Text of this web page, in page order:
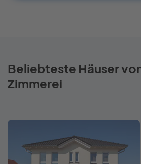
Beliebteste Häuser
Zimmerei